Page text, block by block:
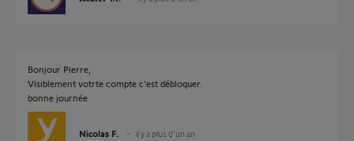
Bonjour Pierre,
Visiblement votrte compte c'est débloquer.
bonne journée
Nicolas F. il y a plus d'un an